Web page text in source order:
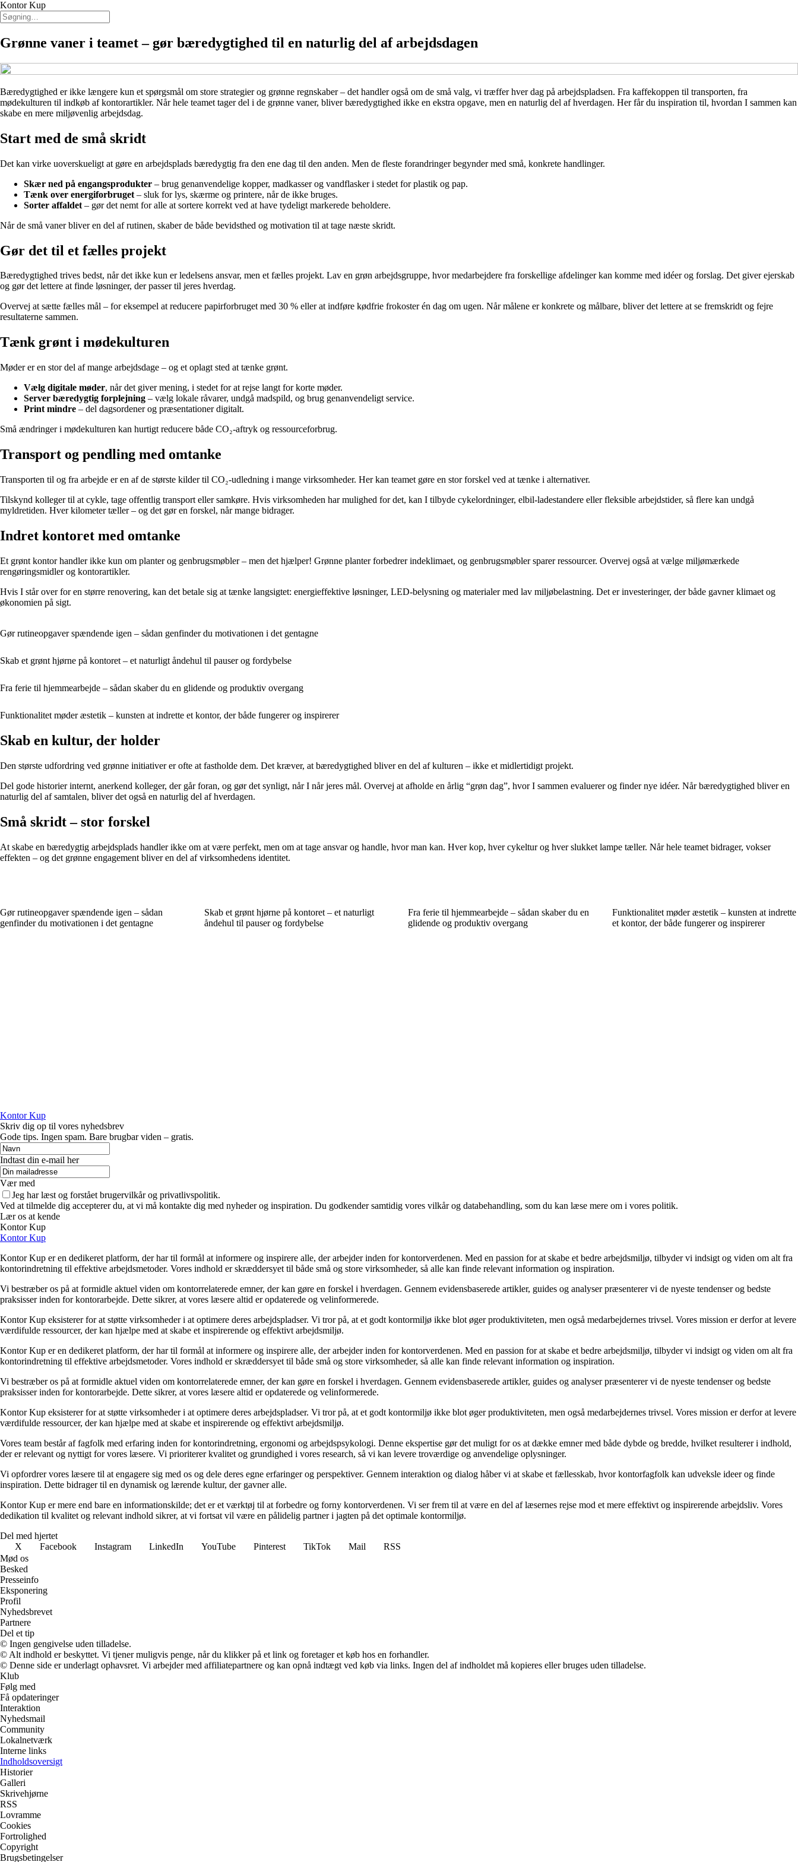
Kontor Kup
Grønne vaner i teamet – gør bæredygtighed til en naturlig del af arbejdsdagen
Bæredygtighed er ikke længere kun et spørgsmål om store strategier og grønne regnskaber – det handler også om de små valg, vi træffer hver dag på arbejdspladsen. Fra kaffekoppen til transporten, fra
mødekulturen til indkøb af kontorartikler. Når hele teamet tager del i de grønne vaner, bliver bæredygtighed ikke en ekstra opgave, men en naturlig del af hverdagen. Her får du inspiration til, hvordan I sammen kan
skabe en mere miljøvenlig arbejdsdag.
Start med de små skridt
Det kan virke uoverskueligt at gøre en arbejdsplads bæredygtig fra den ene dag til den anden. Men de fleste forandringer begynder med små, konkrete handlinger.
Skær ned på engangsprodukter – brug genanvendelige kopper, madkasser og vandflasker i stedet for plastik og pap.
Tænk over energiforbruget – sluk for lys, skærme og printere, når de ikke bruges.
Sorter affaldet – gør det nemt for alle at sortere korrekt ved at have tydeligt markerede beholdere.
Når de små vaner bliver en del af rutinen, skaber de både bevidsthed og motivation til at tage næste skridt.
Gør det til et fælles projekt
Bæredygtighed trives bedst, når det ikke kun er ledelsens ansvar, men et fælles projekt. Lav en grøn arbejdsgruppe, hvor medarbejdere fra forskellige afdelinger kan komme med idéer og forslag. Det giver ejerskab
og gør det lettere at finde løsninger, der passer til jeres hverdag.
Overvej at sætte fælles mål – for eksempel at reducere papirforbruget med 30 % eller at indføre kødfrie frokoster én dag om ugen. Når målene er konkrete og målbare, bliver det lettere at se fremskridt og fejre
resultaterne sammen.
Tænk grønt i mødekulturen
Møder er en stor del af mange arbejdsdage – og et oplagt sted at tænke grønt.
Vælg digitale møder, når det giver mening, i stedet for at rejse langt for korte møder.
Server bæredygtig forplejning – vælg lokale råvarer, undgå madspild, og brug genanvendeligt service.
Print mindre – del dagsordener og præsentationer digitalt.
Små ændringer i mødekulturen kan hurtigt reducere både CO₂-aftryk og ressourceforbrug.
Transport og pendling med omtanke
Transporten til og fra arbejde er en af de største kilder til CO₂-udledning i mange virksomheder. Her kan teamet gøre en stor forskel ved at tænke i alternativer.
Tilskynd kolleger til at cykle, tage offentlig transport eller samkøre. Hvis virksomheden har mulighed for det, kan I tilbyde cykelordninger, elbil-ladestandere eller fleksible arbejdstider, så flere kan undgå
myldretiden. Hver kilometer tæller – og det gør en forskel, når mange bidrager.
Indret kontoret med omtanke
Et grønt kontor handler ikke kun om planter og genbrugsmøbler – men det hjælper! Grønne planter forbedrer indeklimaet, og genbrugsmøbler sparer ressourcer. Overvej også at vælge miljømærkede
rengøringsmidler og kontorartikler.
Hvis I står over for en større renovering, kan det betale sig at tænke langsigtet: energieffektive løsninger, LED-belysning og materialer med lav miljøbelastning. Det er investeringer, der både gavner klimaet og
økonomien på sigt.
Gør rutineopgaver spændende igen – sådan genfinder du motivationen i det gentagne
Skab et grønt hjørne på kontoret – et naturligt åndehul til pauser og fordybelse
Fra ferie til hjemmearbejde – sådan skaber du en glidende og produktiv overgang
Funktionalitet møder æstetik – kunsten at indrette et kontor, der både fungerer og inspirerer
Skab en kultur, der holder
Den største udfordring ved grønne initiativer er ofte at fastholde dem. Det kræver, at bæredygtighed bliver en del af kulturen – ikke et midlertidigt projekt.
Del gode historier internt, anerkend kolleger, der går foran, og gør det synligt, når I når jeres mål. Overvej at afholde en årlig “grøn dag”, hvor I sammen evaluerer og finder nye idéer. Når bæredygtighed bliver en
naturlig del af samtalen, bliver det også en naturlig del af hverdagen.
Små skridt – stor forskel
At skabe en bæredygtig arbejdsplads handler ikke om at være perfekt, men om at tage ansvar og handle, hvor man kan. Hver kop, hver cykeltur og hver slukket lampe tæller. Når hele teamet bidrager, vokser
effekten – og det grønne engagement bliver en del af virksomhedens identitet.
Gør rutineopgaver spændende igen – sådan
genfinder du motivationen i det gentagne
Skab et grønt hjørne på kontoret – et naturligt
åndehul til pauser og fordybelse
Fra ferie til hjemmearbejde – sådan skaber du en
glidende og produktiv overgang
Funktionalitet møder æstetik – kunsten at indrette
et kontor, der både fungerer og inspirerer
Kontor Kup
Skriv dig op til vores nyhedsbrev
Gode tips. Ingen spam. Bare brugbar viden – gratis.
Indtast din e-mail her
Vær med
Jeg har læst og forstået brugervilkår og privatlivspolitik.
Ved at tilmelde dig accepterer du, at vi må kontakte dig med nyheder og inspiration. Du godkender samtidig vores vilkår og databehandling, som du kan læse mere om i vores politik.
Lær os at kende
Kontor Kup
Kontor Kup
Kontor Kup er en dedikeret platform, der har til formål at informere og inspirere alle, der arbejder inden for kontorverdenen. Med en passion for at skabe et bedre arbejdsmiljø, tilbyder vi indsigt og viden om alt fra
kontorindretning til effektive arbejdsmetoder. Vores indhold er skræddersyet til både små og store virksomheder, så alle kan finde relevant information og inspiration.
Vi bestræber os på at formidle aktuel viden om kontorrelaterede emner, der kan gøre en forskel i hverdagen. Gennem evidensbaserede artikler, guides og analyser præsenterer vi de nyeste tendenser og bedste
praksisser inden for kontorarbejde. Dette sikrer, at vores læsere altid er opdaterede og velinformerede.
Kontor Kup eksisterer for at støtte virksomheder i at optimere deres arbejdspladser. Vi tror på, at et godt kontormiljø ikke blot øger produktiviteten, men også medarbejdernes trivsel. Vores mission er derfor at levere
værdifulde ressourcer, der kan hjælpe med at skabe et inspirerende og effektivt arbejdsmiljø.
Kontor Kup er en dedikeret platform, der har til formål at informere og inspirere alle, der arbejder inden for kontorverdenen. Med en passion for at skabe et bedre arbejdsmiljø, tilbyder vi indsigt og viden om alt fra
kontorindretning til effektive arbejdsmetoder. Vores indhold er skræddersyet til både små og store virksomheder, så alle kan finde relevant information og inspiration.
Vi bestræber os på at formidle aktuel viden om kontorrelaterede emner, der kan gøre en forskel i hverdagen. Gennem evidensbaserede artikler, guides og analyser præsenterer vi de nyeste tendenser og bedste
praksisser inden for kontorarbejde. Dette sikrer, at vores læsere altid er opdaterede og velinformerede.
Kontor Kup eksisterer for at støtte virksomheder i at optimere deres arbejdspladser. Vi tror på, at et godt kontormiljø ikke blot øger produktiviteten, men også medarbejdernes trivsel. Vores mission er derfor at levere
værdifulde ressourcer, der kan hjælpe med at skabe et inspirerende og effektivt arbejdsmiljø.
Vores team består af fagfolk med erfaring inden for kontorindretning, ergonomi og arbejdspsykologi. Denne ekspertise gør det muligt for os at dække emner med både dybde og bredde, hvilket resulterer i indhold,
der er relevant og nyttigt for vores læsere. Vi prioriterer kvalitet og grundighed i vores research, så vi kan levere troværdige og anvendelige oplysninger.
Vi opfordrer vores læsere til at engagere sig med os og dele deres egne erfaringer og perspektiver. Gennem interaktion og dialog håber vi at skabe et fællesskab, hvor kontorfagfolk kan udveksle ideer og finde
inspiration. Dette bidrager til en dynamisk og lærende kultur, der gavner alle.
Kontor Kup er mere end bare en informationskilde; det er et værktøj til at forbedre og forny kontorverdenen. Vi ser frem til at være en del af læsernes rejse mod et mere effektivt og inspirerende arbejdsliv. Vores
dedikation til kvalitet og relevant indhold sikrer, at vi fortsat vil være en pålidelig partner i jagten på det optimale kontormiljø.
Del med hjertet
X
Facebook Instagram LinkedIn YouTube Pinterest TikTok Mail
RSS
Mød os
Besked
Presseinfo
Eksponering
Profil
Nyhedsbrevet
Partnere
Del et tip
© Ingen gengivelse uden tilladelse.
© Alt indhold er beskyttet. Vi tjener muligvis penge, når du klikker på et link og foretager et køb hos en forhandler.
© Denne side er underlagt ophavsret. Vi arbejder med affiliatepartnere og kan opnå indtægt ved køb via links. Ingen del af indholdet må kopieres eller bruges uden tilladelse.
Klub
Følg med
Få opdateringer
Interaktion
Nyhedsmail
Community
Lokalnetværk
Interne links
Indholdsoversigt
Historier
Galleri
Skrivehjørne
RSS
Lovramme
Cookies
Fortrolighed
Copyright
Brugsbetingelser